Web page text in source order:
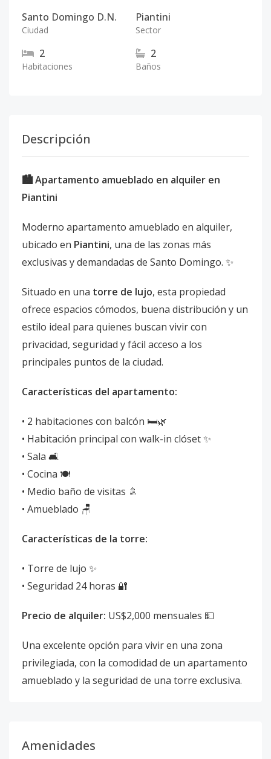
Santo Domingo D.N.
Ciudad
Piantini
Sector
2
Habitaciones
2
Baños
Descripción
🏙️ Apartamento amueblado en alquiler en
Piantini
Moderno apartamento amueblado en alquiler,
ubicado en Piantini, una de las zonas más
exclusivas y demandadas de Santo Domingo. ✨
Situado en una torre de lujo, esta propiedad
ofrece espacios cómodos, buena distribución y un
estilo ideal para quienes buscan vivir con
privacidad, seguridad y fácil acceso a los
principales puntos de la ciudad.
Características del apartamento:
• 2 habitaciones con balcón 🛏️🌿
• Habitación principal con walk-in clóset ✨
• Sala 🛋️
• Cocina 🍽️
• Medio baño de visitas 🚿
• Amueblado 🪑
Características de la torre:
• Torre de lujo ✨
• Seguridad 24 horas 🔐
Precio de alquiler: US$2,000 mensuales 💵
Una excelente opción para vivir en una zona
privilegiada, con la comodidad de un apartamento
amueblado y la seguridad de una torre exclusiva.
Amenidades